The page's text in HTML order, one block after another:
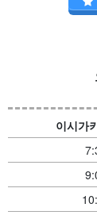
이시가